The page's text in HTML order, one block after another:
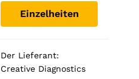
Einzelheiten
Der Lieferant:
Creative Diagnostics